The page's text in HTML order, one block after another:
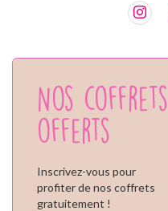
Nos coffrets
offerts
Inscrivez-vous pour
profiter de nos coffrets
gratuitement !